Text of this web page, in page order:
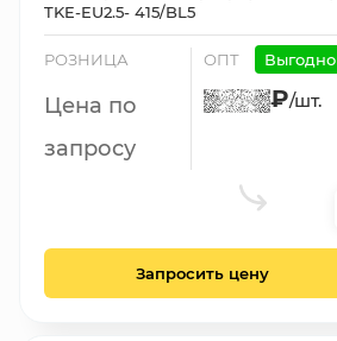
TKE-EU2.5- 415/BL5
РОЗНИЦА
Цена по
запросу
ОПТ Выгодно
₽/шт.
Запросить цену